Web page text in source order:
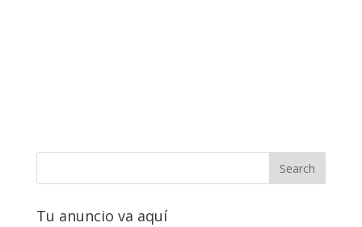
Tu anuncio va aquí